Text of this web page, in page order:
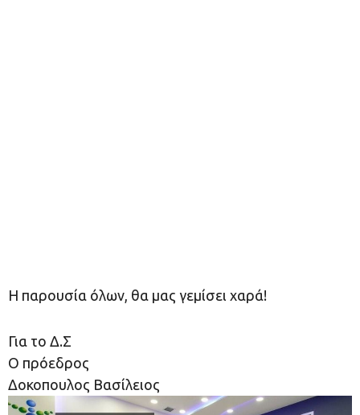
Η παρουσία όλων, θα μας γεμίσει χαρά!
Για το Δ.Σ
Ο πρόεδρος
Δοκοπουλος Βασίλειος